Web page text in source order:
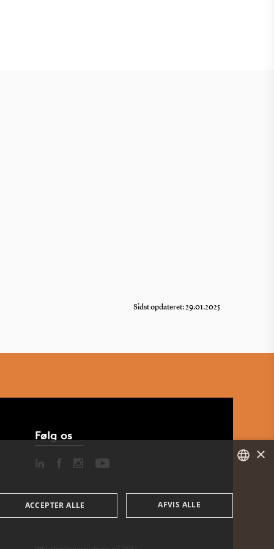
Sidst opdateret: 29.01.2025
Følg os
ENGLISH
×
ACCEPTER ALLE AFVIS ALLE